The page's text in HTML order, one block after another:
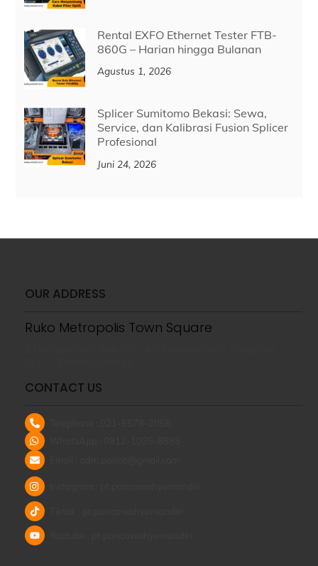
Rental EXFO Ethernet Tester FTB-
860G – Harian hingga Bulanan
Agustus 1, 2026
Splicer Sumitomo Bekasi: Sewa,
Service, dan Kalibrasi Fusion Splicer
Profesional
Juni 24, 2026
OUR ADDRESS
Ruko Metropolis Town Square
CONTACT US